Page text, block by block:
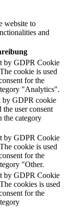
website to
and
by GDPR Cookie
cookie is used
for the
"Analytics".
by GDPR cookie
the user consent
the category
by GDPR Cookie
cookie is used
for the
"Other.
by GDPR Cookie
cookies is used
for the